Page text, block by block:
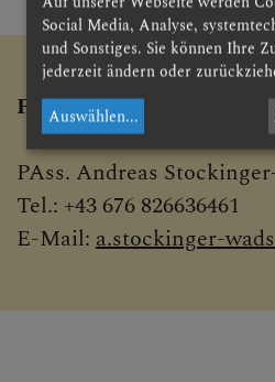
Katholisches
Pflegende
Für Fragen stehe ich
PAss. Andreas
Tel.: +43 676 826636461
E-Mail: a.stockinger-
Social Media, Analyse,
und Sonstiges. Sie können Ihre
jederzeit ändern oder
Auswählen...